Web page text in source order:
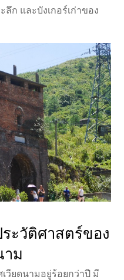
ก และบังเกอร์เก่าของ
ระวัติศาสตร์ของ
าม
เวียดนามอยู่ร้อยกว่าปี มี